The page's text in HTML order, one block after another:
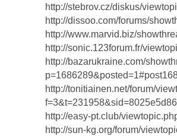
http://stebrov.cz/diskus/
http://dissoo.com/forums/
http://www.marvid.biz/
http://sonic.123forum.fr/
http://bazarukraine.com/
http://tonitiainen.net/forum/
http://easy-pt.club/
http://sun-kg.org/forum/